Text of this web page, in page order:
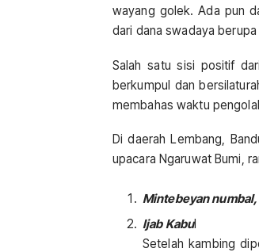
wayang golek. Ada pun
dari dana swadaya
Salah satu sisi positif
berkumpul dan
membahas waktu
Di daerah Lembang,
upacara Ngaruwat Bumi,
Mintebeyan numbal,
Ijab Kabul
Setelah kambing